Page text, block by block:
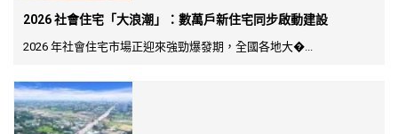
2026 社會住宅「大浪潮」：數萬戶新住宅同步啟動建設
2026 年社會住宅市場正迎來強勁爆發期，全國各地大�...